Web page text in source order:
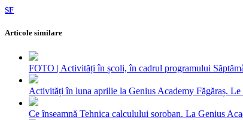
SF
Articole similare
FOTO | Activități în școli, în cadrul programului
Activități în luna aprilie la Genius Academy Făgăraș.
Ce înseamnă Tehnica calculului soroban. La Genius